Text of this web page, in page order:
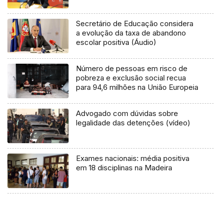
Secretário de Educação considera
a evolução da taxa de abandono
escolar positiva (Áudio)
Número de pessoas em risco de
pobreza e exclusão social recua
para 94,6 milhões na União Europeia
Advogado com dúvidas sobre
legalidade das detenções (vídeo)
Exames nacionais: média positiva
em 18 disciplinas na Madeira